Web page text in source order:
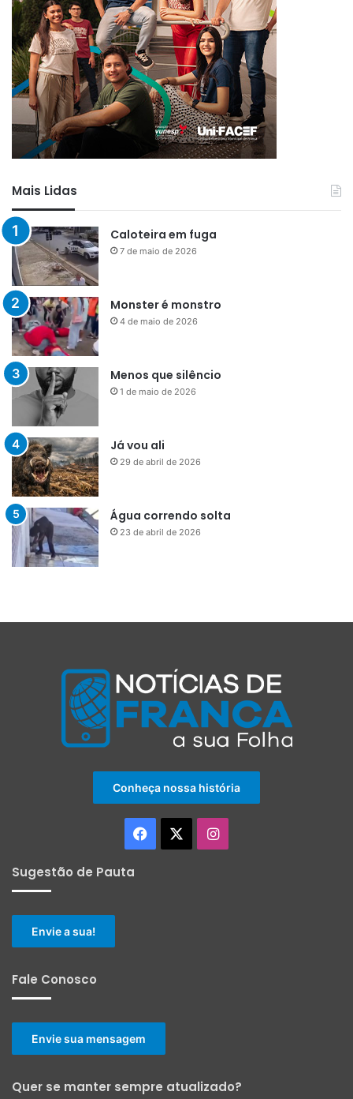
Mais Lidas
Caloteira em fuga
7 de maio de 2026
Monster é monstro
4 de maio de 2026
Menos que silêncio
1 de maio de 2026
Já vou ali
29 de abril de 2026
Água correndo solta
23 de abril de 2026
Conheça nossa história
Facebook Instagram
Sugestão de Pauta
Envie a sua!
Fale Conosco
Envie sua mensagem
Quer se manter sempre atualizado?